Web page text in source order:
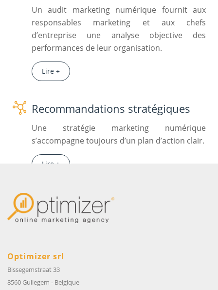
Un audit marketing numérique fournit aux
responsables marketing et aux chefs
d’entreprise une analyse objective des
performances de leur organisation.
Lire +
Recommandations stratégiques
Une stratégie marketing numérique
s’accompagne toujours d’un plan d’action clair.
Lire +
Optimizer srl
Bissegemstraat 33
8560 Gullegem - Belgique